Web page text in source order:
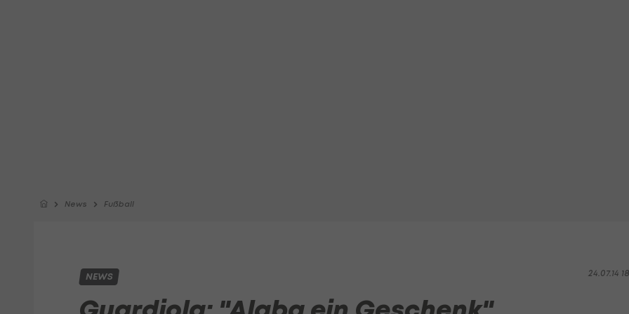
News Fußball
24.07.14
NEWS